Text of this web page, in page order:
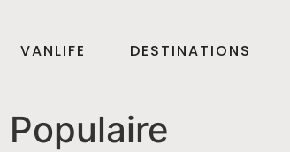
VANLIFE DESTINATIONS
Populaire